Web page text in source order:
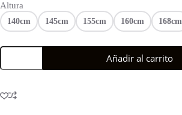
Altura
140cm 145cm 155cm 160cm 168cm
Añadir al carrito